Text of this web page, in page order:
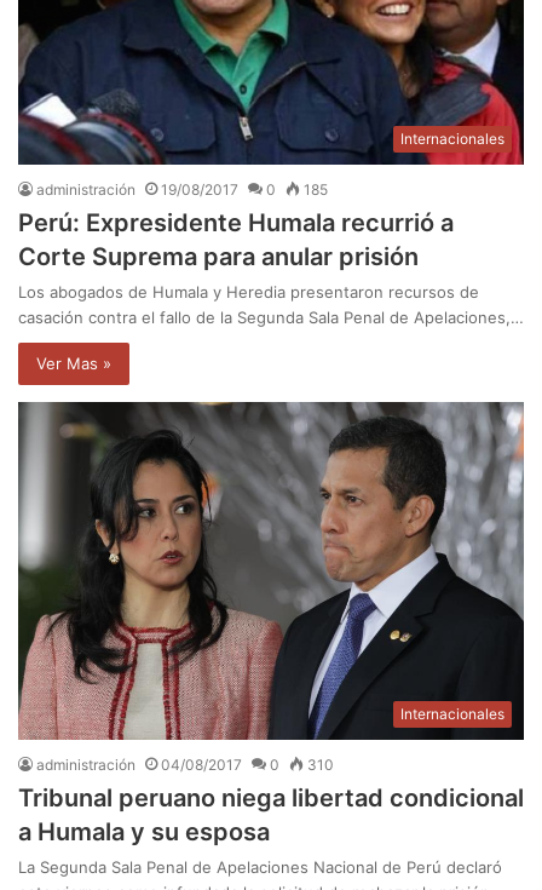
Internacionales
administración 19/08/2017 0 185
Perú: Expresidente Humala recurrió a
Corte Suprema para anular prisión
Los abogados de Humala y Heredia presentaron recursos de
casación contra el fallo de la Segunda Sala Penal de Apelaciones,…
Ver Mas »
Internacionales
administración 04/08/2017 0 310
Tribunal peruano niega libertad condicional
a Humala y su esposa
La Segunda Sala Penal de Apelaciones Nacional de Perú declaró